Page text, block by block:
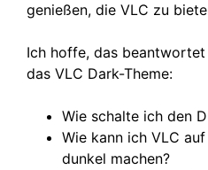
genießen, die VLC zu
Ich hoffe, das
das VLC Dark-Theme:
Wie schalte ich den
Wie kann ich VLC
dunkel machen?